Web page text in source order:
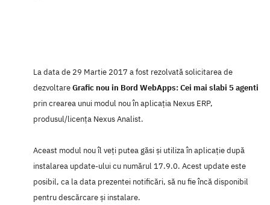
La data de 29 Martie 2017 a fost rezolvată solicitarea de
dezvoltareGrafic nou in Bord WebApps: Cei mai slabi 5 agenti
prin crearea unui modul nou în aplicaţia Nexus ERP,
produsul/licenţa Nexus Analist.
Aceast modul nou îl veţi putea găsi şi utiliza în aplicaţie după
instalarea update-ului cu numărul 17.9.0. Acest update este
posibil, ca la data prezentei notificări, să nu fie încă disponibil
pentru descărcare şi instalare.